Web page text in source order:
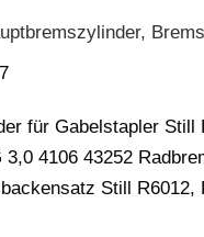
für Gabelstapler
4106 43252
Still R6012,